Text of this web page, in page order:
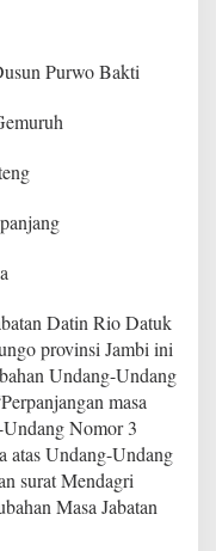
Purwo Bakti
Datin Rio Datuk
provinsi Jambi ini
Undang-Undang
masa
Undang Nomor 3
atas Undang-Undang
surat Mendagri
Masa Jabatan